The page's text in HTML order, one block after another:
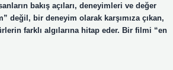
bakış açıları, deneyimleri ve değer
değil, bir deneyim olarak karşımıza çıkan,
farklı algılarına hitap eder. Bir filmi “en